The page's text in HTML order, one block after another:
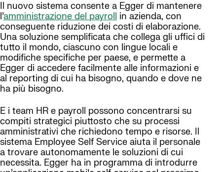
Il nuovo sistema consente a Egger di mantenere
l’amministrazione del payroll in azienda, con
conseguente riduzione dei costi di elaborazione.
Una soluzione semplificata che collega gli uffici di
tutto il mondo, ciascuno con lingue locali e
modifiche specifiche per paese, e permette a
Egger di accedere facilmente alle informazioni e
al reporting di cui ha bisogno, quando e dove ne
ha più bisogno.
E i team HR e payroll possono concentrarsi su
compiti strategici piuttosto che su processi
amministrativi che richiedono tempo e risorse. Il
sistema Employee Self Service aiuta il personale
a trovare autonomamente le soluzioni di cui
necessita. Egger ha in programma di introdurre